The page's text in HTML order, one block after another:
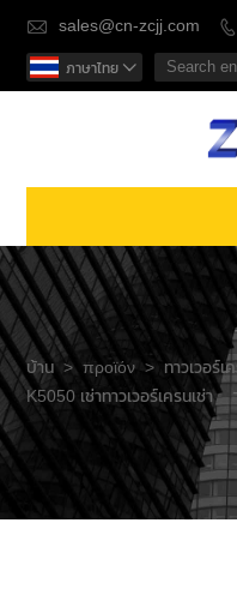
 sales@cn-zcjj.com 
ภาษาไทย 
บ้าน > προϊόν > ทาวเวอร์เ
K5050 เช่าทาวเวอร์เครนเช่า